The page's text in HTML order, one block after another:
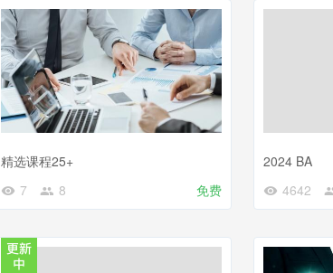
精选课程25+
7
8 免费
2024 BA
4642